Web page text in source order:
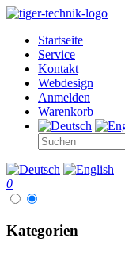
Startseite
Service
Kontakt
Webdesign
Anmelden
Warenkorb
0
Kategorien